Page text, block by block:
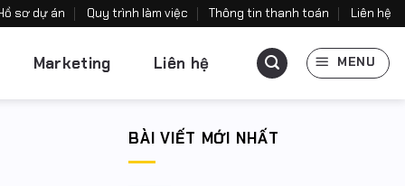
sơ dự án Quy trình làm việc Thông tin thanh toán Liên hệ
Marketing Liên hệ MENU
BÀI VIẾT MỚI NHẤT